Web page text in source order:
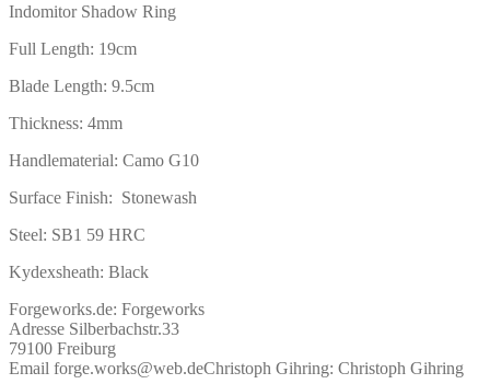
Indomitor Shadow Ring
Full Length: 19cm
Blade Length: 9.5cm
Thickness: 4mm
Handlematerial: Camo G10
Surface Finish: Stonewash
Steel: SB1 59 HRC
Kydexsheath: Black
Forgeworks.de: Forgeworks
Adresse Silberbachstr.33
79100 Freiburg
Email forge.works@web.deChristoph Gihring: Christoph Gihring